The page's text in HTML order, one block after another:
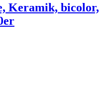
Keramik, bicolor,